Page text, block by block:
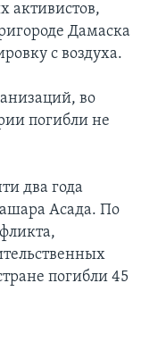
активистов,
Дамаска
с воздуха.
во
погибли не
два года
Асада. По
погибли 45